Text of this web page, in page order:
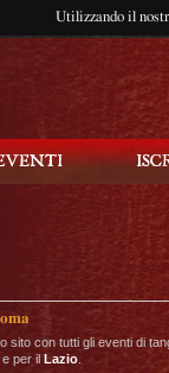
Utilizzando il
sito con tutti gli eventi di
e per il Lazio